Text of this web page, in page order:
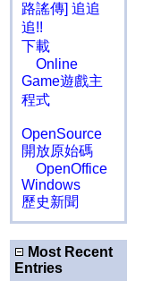
路謠傳] 追追
追!!
下載
Online
Game遊戲主
程式
OpenSource
開放原始碼
OpenOffice
Windows
歷史新聞
Most Recent
Entries